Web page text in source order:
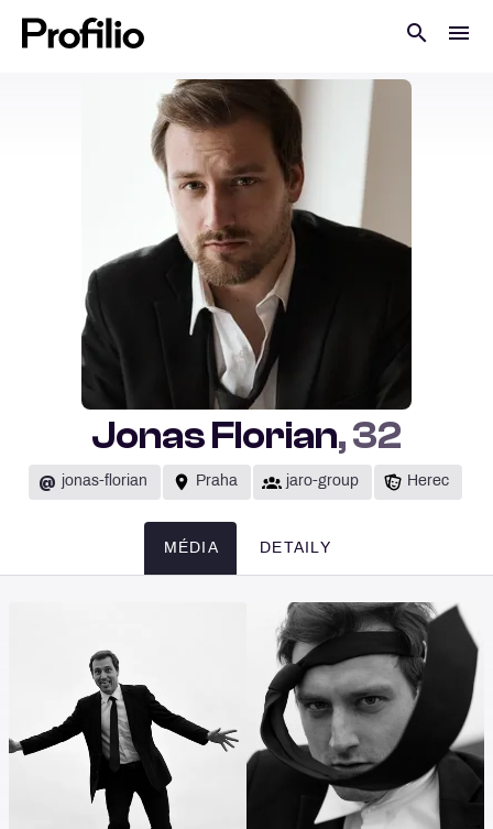
Jonas Florian, 32
@ jonas-florian Praha jaro-group Herec
MÉDIA DETAILY